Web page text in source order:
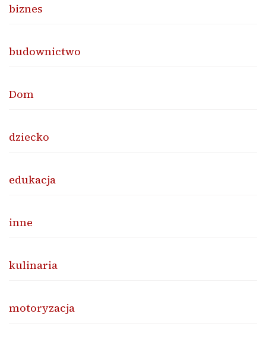
biznes
budownictwo
Dom
dziecko
edukacja
inne
kulinaria
motoryzacja